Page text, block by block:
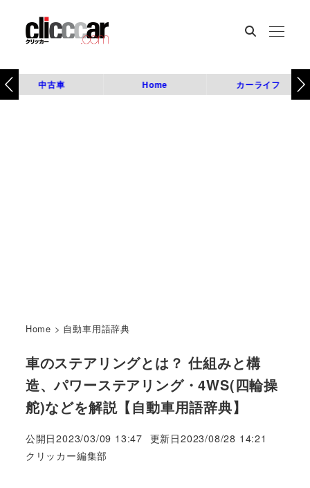
中古車 Home カーライフ
Home > 自動車用語辞典
車のステアリングとは？ 仕組みと構
造、パワーステアリング・4WS(四輪操
舵)などを解説【自動車用語辞典】
公開日2023/03/09 13:47 更新日2023/08/28 14:21
著
クリッカー編集部